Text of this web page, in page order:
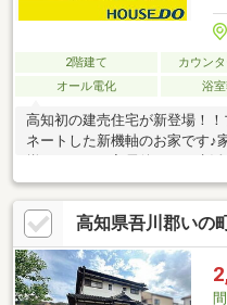
2階建て カウン
オール電化
浴
高知初の建売住宅が新登場！
ネートした新機軸のお家です♪
高知県吾川郡いの